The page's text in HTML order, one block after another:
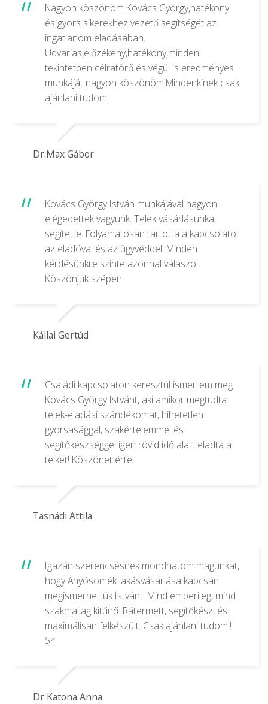
Nagyon köszönöm Kovács György,hatékony
és gyors sikerekhez vezető segítségét az
ingatlanom eladásában.
Udvarias,előzékeny,hatékony,minden
tekintetben célratörő és végül is eredményes
munkáját nagyon köszönöm.Mindenkinek csak
ajánlani tudom.
Dr.Max Gábor
Kovács György István munkájával nagyon
elégedettek vagyunk. Telek vásárlásunkat
segítette. Folyamatosan tartotta a kapcsolatot
az eladóval és az ügyvéddel. Minden
kérdésünkre szinte azonnal válaszolt.
Köszönjük szépen.
Kállai Gertúd
Családi kapcsolaton keresztül ismertem meg
Kovács György Istvánt, aki amikor megtudta
telek-eladási szándékomat, hihetetlen
gyorsasággal, szakértelemmel és
segítőkészséggel igen rövid idő alatt eladta a
telket! Köszönet érte!
Tasnádi Attila
Igazán szerencsésnek mondhatom magunkat,
hogy Anyósomék lakásvásárlása kapcsán
megismerhettük Istvánt. Mind emberileg, mind
szakmailag kitűnő. Rátermett, segítőkész, és
maximálisan felkészült. Csak ajánlani tudom!!
5*
Dr Katona Anna